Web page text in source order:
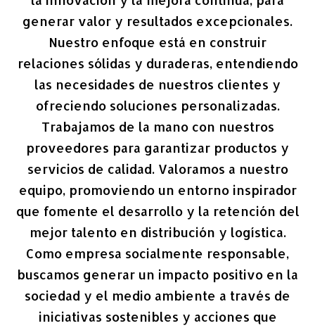
generar valor y resultados excepcionales.
Nuestro enfoque está en construir
relaciones sólidas y duraderas, entendiendo
las necesidades de nuestros clientes y
ofreciendo soluciones personalizadas.
Trabajamos de la mano con nuestros
proveedores para garantizar productos y
servicios de calidad. Valoramos a nuestro
equipo, promoviendo un entorno inspirador
que fomente el desarrollo y la retención del
mejor talento en distribución y logística.
Como empresa socialmente responsable,
buscamos generar un impacto positivo en la
sociedad y el medio ambiente a través de
iniciativas sostenibles y acciones que